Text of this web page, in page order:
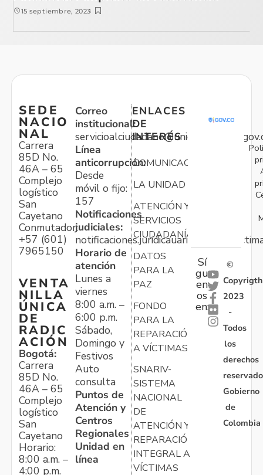
15 septiembre, 2023
SEDE
NACIO
NAL
Carrera
85D No.
46A – 65
Complejo
logístico
San
Cayetano
Conmutador:
+57 (601)
7965150
VENTA
NILLA
ÚNICA
DE
RADIC
ACIÓN
Bogotá:
Carrera
85D No.
46A – 65
Complejo
logístico
San
Cayetano
Horario:
8:00 a.m. –
4:00 p.m.
Correo
institucional:
Línea
anticorrupción:
Desde
móvil o fijo:
157
Notificaciones
judiciales:
Horario de
atención
Lunes a
viernes
8:00 a.m. –
6:00 p.m.
Sábado,
Domingo y
Festivos
Auto
consulta
Puntos de
Atención y
Centros
Regionales
Unidad en
línea
ENLACES
DE
INTERÉS
COMUNICACIONES
LA UNIDAD
ATENCIÓN Y
SERVICIOS
CIUDADANÍA
DATOS
PARA LA
PAZ
FONDO
PARA LA
REPARACIÓN
A VÍCTIMAS
SNARIV-
SISTEMA
NACIONAL
DE
ATENCIÓN Y
REPARACIÓN
INTEGRAL A
VÍCTIMAS
Sí
gu
en
os
en:
©
Copyrigth
2023
-
Todos
los
derechos
Gobierno
de
Colombia